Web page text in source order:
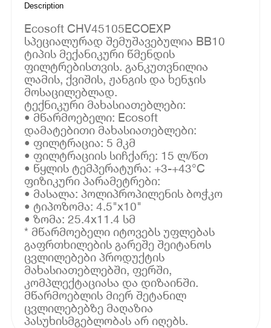
Description
Ecosoft CHV45105ECOEXP
სპეციალურად შემუშავებულია BB10
ტიპის მექანიკური წმენდის
ფილტრებისთვის. განკუთვნილია
ლამის, ქვიშის, ჟანგის და ხენჯის
მოსაცილებლად.
ტექნიკური მახასიათებლები:
• მწარმოებელი: Ecosoft
დამატებითი მახასიათებლები:
• ფილტრაცია: 5 მკმ
• ფილტრაციის სიჩქარე: 15 ლ/წთ
• წყლის ტემპერატურა: +3-+43°C
ფიზიკური პარამეტრები:
• მასალა: პოლიპროპილენის ბოჭკო
• ტიპოზომა: 4.5"x10"
• ზომა: 25.4x11.4 სმ
* მწარმოებელი იტოვებს უფლებას
გაფრთხილების გარეშე შეიტანოს
ცვლილებები პროდუქტის
მახასიათებლებში, ფერში,
კომპლექტაციასა და დიზაინში.
მწარმოებლის მიერ შეტანილ
ცვლილებებზე მაღაზია
პასუხისმგებლობას არ იღებს.